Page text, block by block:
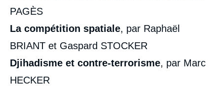
PAGÈS
La compétition spatiale, par Raphaël
BRIANT et Gaspard STOCKER
Djihadisme et contre-terrorisme, par Marc
HECKER